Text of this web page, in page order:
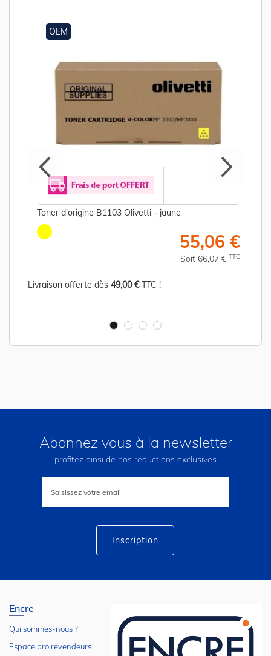
OEM
Toner d'origine B1103 Olivetti - jaune
55,06 €
Soit 66,07 € TTC
Livraison offerte dès 49,00 €TTC !
Abonnez vous à la newsletter
profitez ainsi de nos réductions exclusives
lettre
Inscription
Encre
Qui sommes-nous ?
Espace pro revendeurs